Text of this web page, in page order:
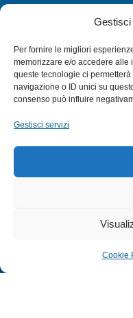
Gestisci
Per fornire le migliori
memorizzare e/o accedere alle
queste tecnologie ci
navigazione o ID unici su
consenso può influire
Gestisci servizi
Cookie
CATEGORIE
MULINELLI
CANNE
ACCESSORI NAUTICI
TERMINI E CONDIZIONI